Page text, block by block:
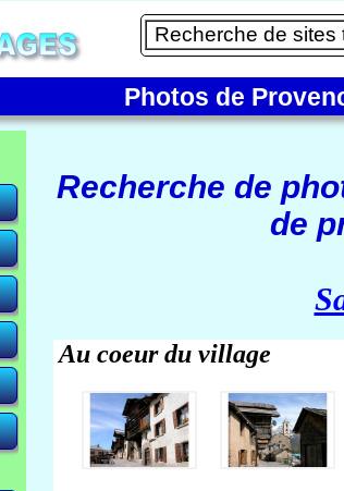
Photos de
Recherche de
de
Au coeur du village